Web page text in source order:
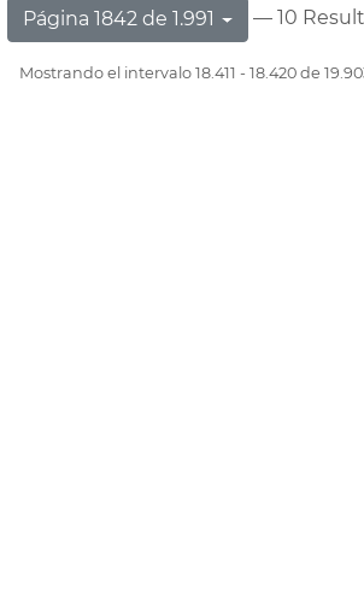
Página 1842 de 1.991 — 10
Mostrando el intervalo 18.411 - 18.420 de